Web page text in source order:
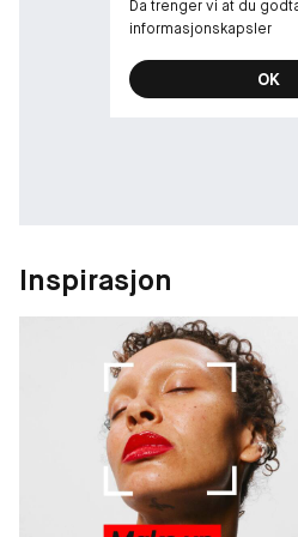
Da trenger vi at du
informasjonskapsler
OK
Inspirasjon